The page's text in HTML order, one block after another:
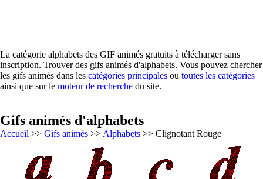
La catégorie alphabets des GIF animés gratuits à télécharger sans
inscription. Trouver des gifs animés d'alphabets. Vous pouvez chercher
les gifs animés dans les catégories principales ou toutes les catégories
ainsi que sur le moteur de recherche du site.
Gifs animés d'alphabets
Accueil >> Gifs animés >> Alphabets >> Clignotant Rouge